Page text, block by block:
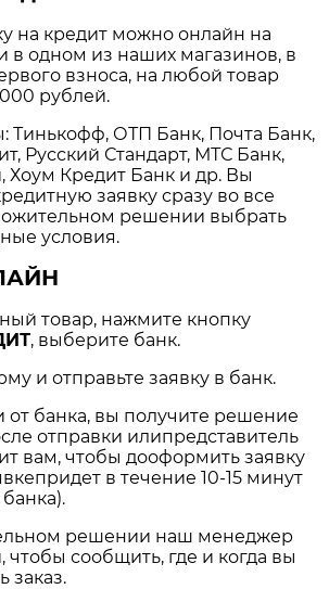
на кредит можно онлайн на
в одном из наших магазинов, в
взноса, на любой товар
рублей.
Тинькофф, ОТП Банк, Почта Банк,
Русский Стандарт, МТС Банк,
Хоум Кредит Банк и др. Вы
заявку сразу во все
решении выбрать
условия.
товар, нажмите кнопку
, выберите банк.
и отправьте заявку в банк.
от банка, вы получите решение
отправки илипредставитель
вам, чтобы дооформить заявку
в течение 10-15 минут
решении наш менеджер
чтобы сообщить, где и когда вы
заказ.